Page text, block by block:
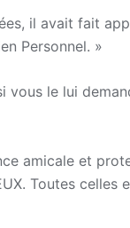
il avait fait
Personnel. »
le lui
amicale et
Toutes celles